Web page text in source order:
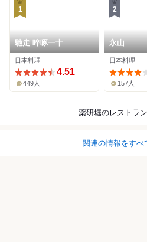
1
馳走 啐啄一十
日本料理
4.51
449人
2
永山
日本料理
157人
薬研堀のレストラ
関連の情報をすべ